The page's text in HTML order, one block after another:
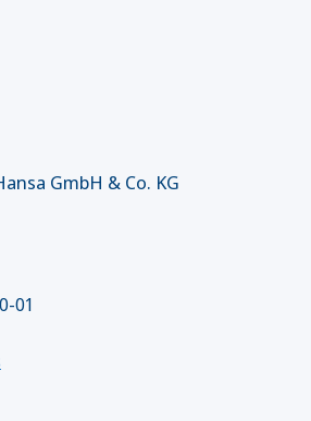
GmbH & Co. KG
01